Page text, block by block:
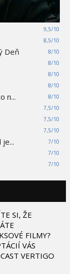
9,5/10
8,5/10
8/10
Deň
8/10
8/10
8/10
8/10
n...
7,5/10
7,5/10
7,5/10
7/10
7/10
7/10
SI, ŽE
FILMY?
VÁS
VERTIGO